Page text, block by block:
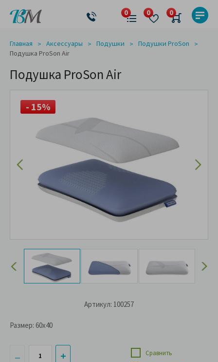
Главная Аксессуары Подушки
Подушки ProSon
Подушка ProSon Air
Подушка ProSon Air
- 15%
Артикул: 100257
Сравнить
Размер: 60x40